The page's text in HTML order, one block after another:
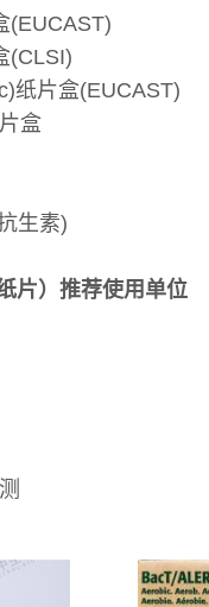
(EUCAST)
(CLSI)
纸片盒(EUCAST)
盒
生素)
片）推荐使用单位